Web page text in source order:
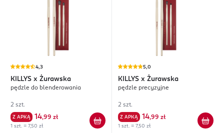
4,3
KILLYS x Żurawska
pędzle do blenderowania
2 szt.
Z APKĄ 14,99 zł
1 szt. = 7,50 zł
5,0
KILLYS x Żurawska
pędzle precyzyjne
2 szt.
Z APKĄ 14,99 zł
1 szt. = 7,50 zł